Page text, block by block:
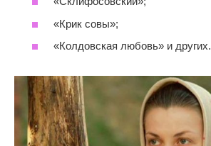
«Крик совы»;
«Колдовская любовь» и других.